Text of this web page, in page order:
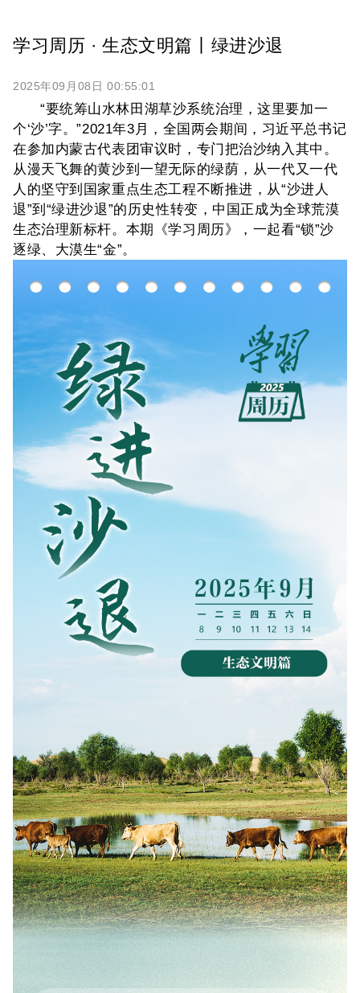
学习周历 · 生态文明篇丨绿进沙退
2025年09月08日 00:55:01
“要统筹山水林田湖草沙系统治理，这里要加一
个‘沙’字。”2021年3月，全国两会期间，习近平总书记
在参加内蒙古代表团审议时，专门把治沙纳入其中。
从漫天飞舞的黄沙到一望无际的绿荫，从一代又一代
人的坚守到国家重点生态工程不断推进，从“沙进人
退”到“绿进沙退”的历史性转变，中国正成为全球荒漠
生态治理新标杆。本期《学习周历》，一起看“锁”沙
逐绿、大漠生“金”。